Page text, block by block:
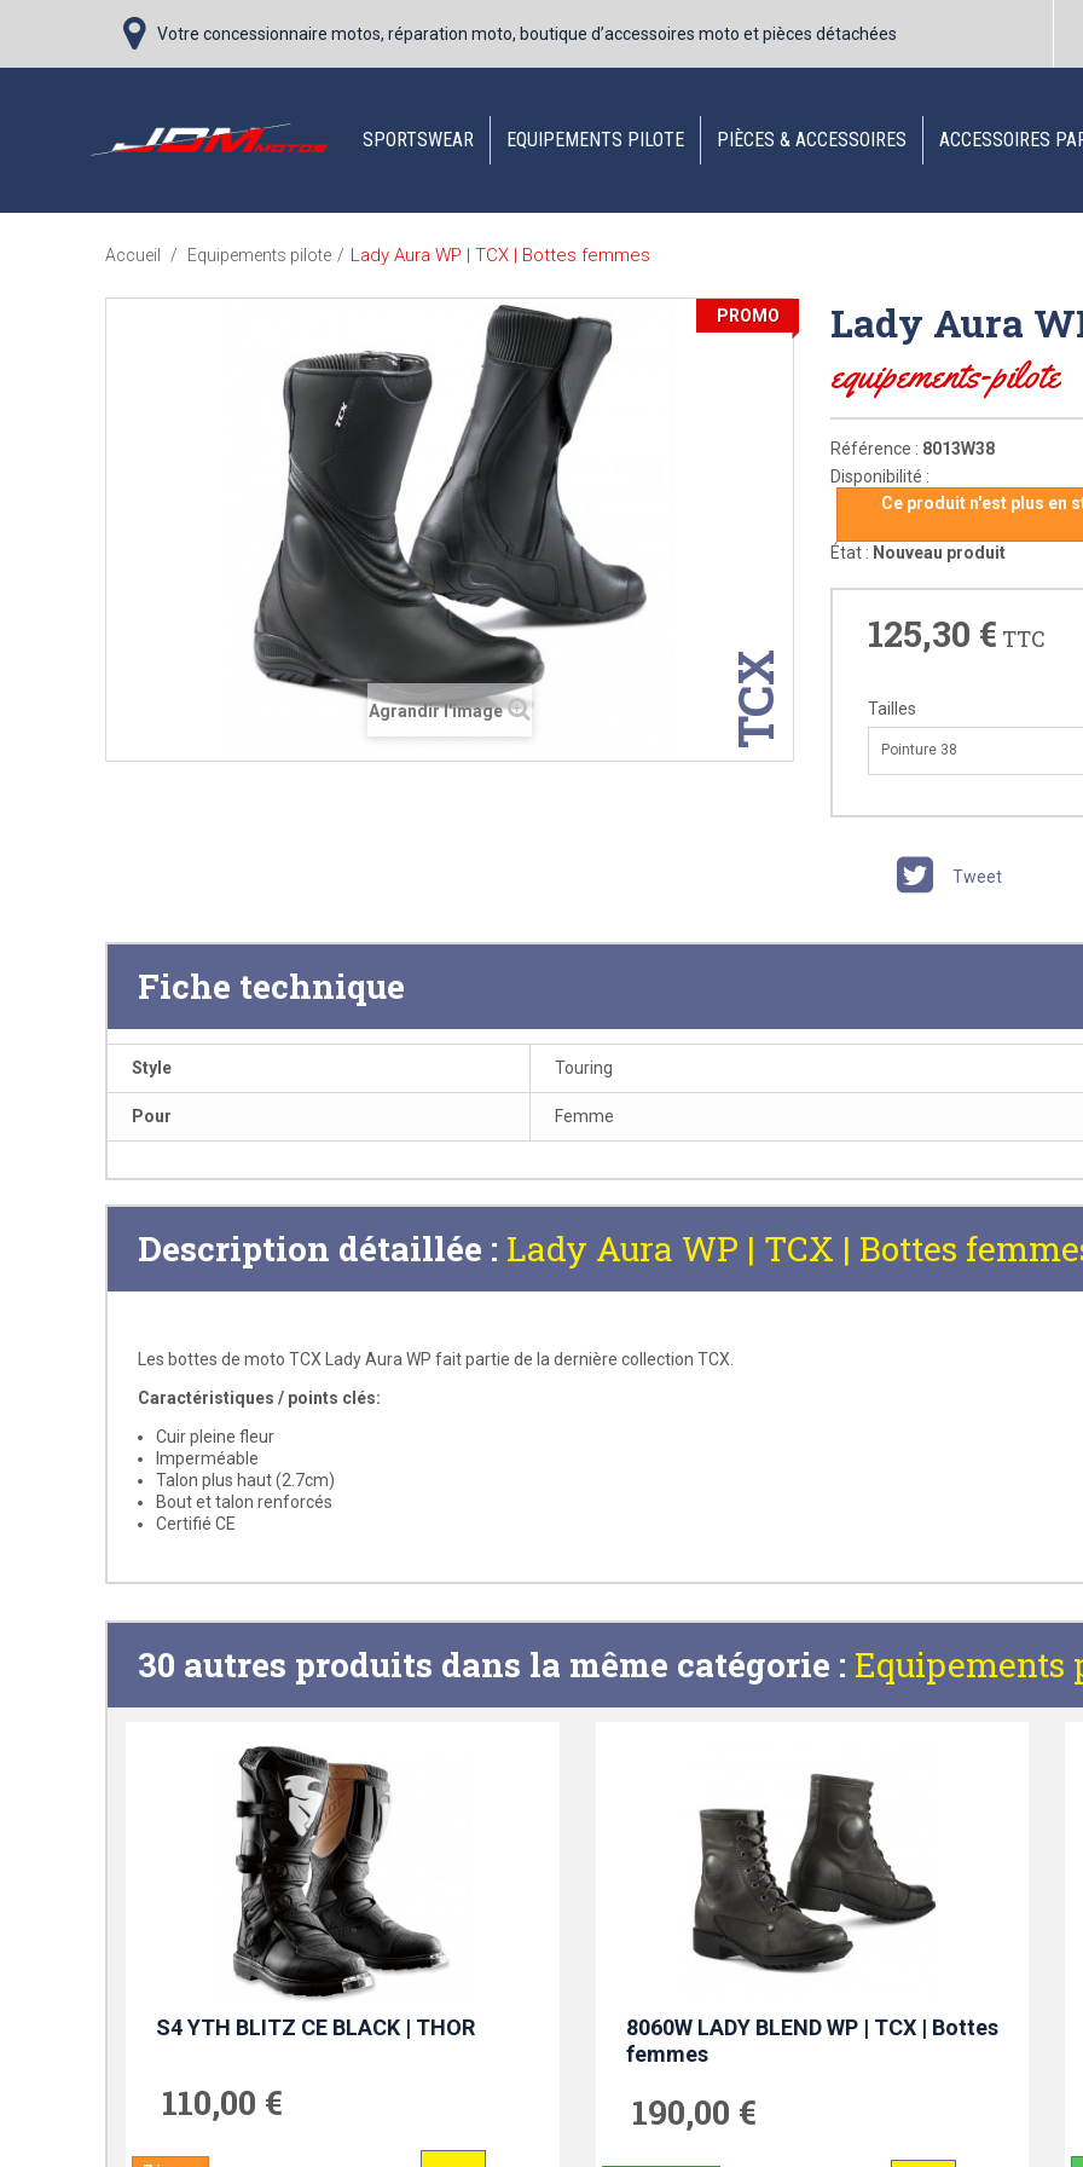
Votre concessionnaire motos, réparation moto, boutique d’accessoires moto et pièces détachées
SPORTSWEAR EQUIPEMENTS PILOTE PIÈCES & ACCESSOIRES ACCESSOIRES
Accueil / Equipements pilote / Lady Aura WP | TCX | Bottes femmes
PROMO
Agrandir l'image TCX
Lady Aura
equipements-pilote
Référence : 8013W38
Disponibilité :
Ce produit n'est plus en
État : Nouveau produit
125,30 € TTC
Tailles
Pointure 38
Tweet
Fiche technique
Style Touring
Pour Femme
Description détaillée : Lady Aura WP | TCX | Bottes
Les bottes de moto TCX Lady Aura WP fait partie de la dernière collection TCX.
Caractéristiques / points clés:
Cuir pleine fleur
Imperméable
Talon plus haut (2.7cm)
Bout et talon renforcés
Certifié CE
30 autres produits dans la même catégorie : Equipements
S4 YTH BLITZ CE BLACK | THOR
110,00 €
8060W LADY BLEND WP | TCX | Bottes
femmes
190,00 €